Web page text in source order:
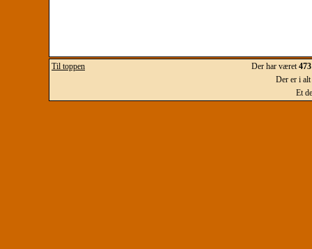
Til toppen Der har været
Der er i alt
Et